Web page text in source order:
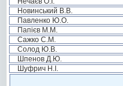
Новинський В.В.
Павленко Ю.О.
Папієв М.М.
Сажко С.М.
Солод Ю.В.
Шпенов Д.Ю.
Шуфрич Н.І.